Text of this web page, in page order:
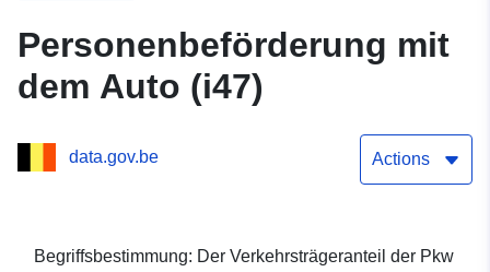
Personenbeförderung mit
dem Auto (i47)
data.gov.be Actions
Begriffsbestimmung: Der Verkehrsträgeranteil der Pkw